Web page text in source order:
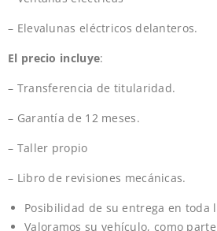
– Elevalunas eléctricos delanteros.
El precio incluye:
– Transferencia de titularidad.
– Garantía de 12 meses.
– Taller propio
– Libro de revisiones mecánicas.
Posibilidad de su entrega en toda
Valoramos su vehículo, como